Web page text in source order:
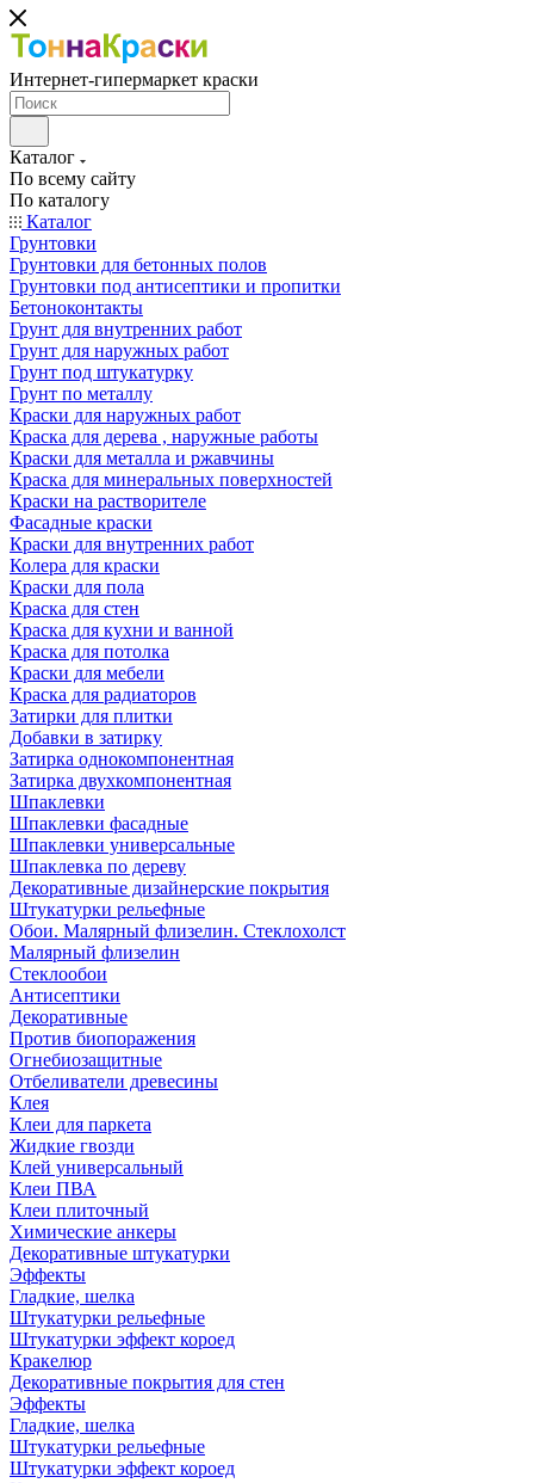
Интернет-гипермаркет краски
Каталог
По всему сайту
По каталогу
Каталог
Грунтовки
Грунтовки для бетонных полов
Грунтовки под антисептики и пропитки
Бетоноконтакты
Грунт для внутренних работ
Грунт для наружных работ
Грунт под штукатурку
Грунт по металлу
Краски для наружных работ
Краска для дерева , наружные работы
Краски для металла и ржавчины
Краска для минеральных поверхностей
Краски на растворителе
Фасадные краски
Краски для внутренних работ
Колера для краски
Краски для пола
Краска для стен
Краска для кухни и ванной
Краска для потолка
Краски для мебели
Краска для радиаторов
Затирки для плитки
Добавки в затирку
Затирка однокомпонентная
Затирка двухкомпонентная
Шпаклевки
Шпаклевки фасадные
Шпаклевки универсальные
Шпаклевка по дереву
Декоративные дизайнерские покрытия
Штукатурки рельефные
Обои. Малярный флизелин. Стеклохолст
Малярный флизелин
Стеклообои
Антисептики
Декоративные
Против биопоражения
Огнебиозащитные
Отбеливатели древесины
Клея
Клеи для паркета
Жидкие гвозди
Клей универсальный
Клеи ПВА
Клеи плиточный
Химические анкеры
Декоративные штукатурки
Эффекты
Гладкие, шелка
Штукатурки рельефные
Штукатурки эффект короед
Кракелюр
Декоративные покрытия для стен
Эффекты
Гладкие, шелка
Штукатурки рельефные
Штукатурки эффект короед